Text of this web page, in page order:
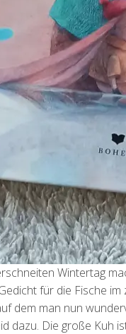
Wintertag
für die Fische
dem man nun
dazu. Die große Kuh